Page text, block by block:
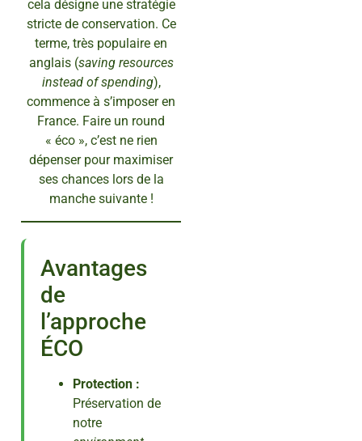
cela désigne une stratégie
stricte de conservation. Ce
terme, très populaire en
anglais (saving resources
instead of spending),
commence à s’imposer en
France. Faire un round
« éco », c’est ne rien
dépenser pour maximiser
ses chances lors de la
manche suivante !
Avantages
de
l’approche
ÉCO
Protection :
Préservation de
notre